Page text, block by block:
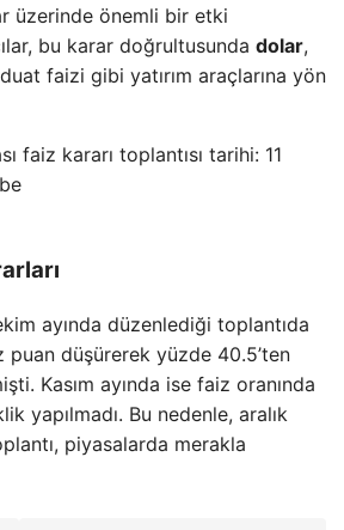
üzerinde önemli bir etki
bu karar doğrultusunda dolar,
faizi gibi yatırım araçlarına yön
faiz kararı toplantısı tarihi: 11
ayında düzenlediği toplantıda
puan düşürerek yüzde 40.5’ten
Kasım ayında ise faiz oranında
yapılmadı. Bu nedenle, aralık
piyasalarda merakla